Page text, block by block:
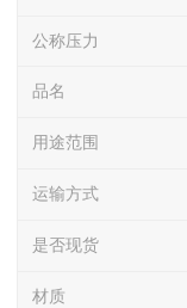
公称压力
品名
用途范围
运输方式
是否现货
材质